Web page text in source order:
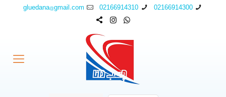
02166914300
02166914310
gluedana@gmail.com